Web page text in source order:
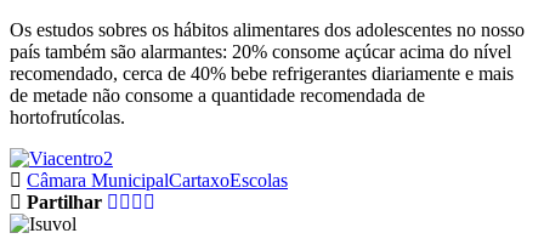
Os estudos sobres os hábitos alimentares dos adolescentes no nosso
país também são alarmantes: 20% consome açúcar acima do nível
recomendado, cerca de 40% bebe refrigerantes diariamente e mais
de metade não consome a quantidade recomendada de
hortofrutícolas.
Câmara MunicipalCartaxoEscolas
Partilhar